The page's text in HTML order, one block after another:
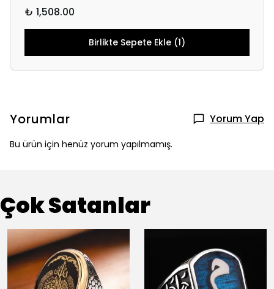
₺ 1,508.00
Birlikte Sepete Ekle (1)
Yorumlar Yorum Yap
Bu ürün için henüz yorum yapılmamış.
Çok Satanlar